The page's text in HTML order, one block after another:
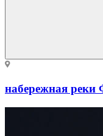
набережная реки